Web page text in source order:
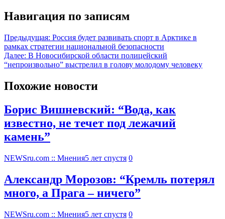
Навигация по записям
Предыдущая: Россия будет развивать спорт в Арктике в
рамках стратегии национальной безопасности
Далее: В Новосибирской области полицейский
“непроизвольно” выстрелил в голову молодому человеку
Похожие новости
Борис Вишневский: “Вода, как
известно, не течет под лежачий
камень”
NEWSru.com :: Мнения5 лет спустя 0
Александр Морозов: “Кремль потерял
много, а Прага – ничего”
NEWSru.com :: Мнения5 лет спустя 0